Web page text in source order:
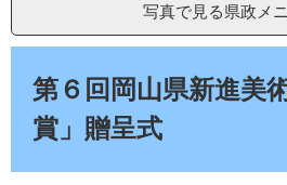
写真で見る県政メ
第６回岡山県新進美
賞」贈呈式